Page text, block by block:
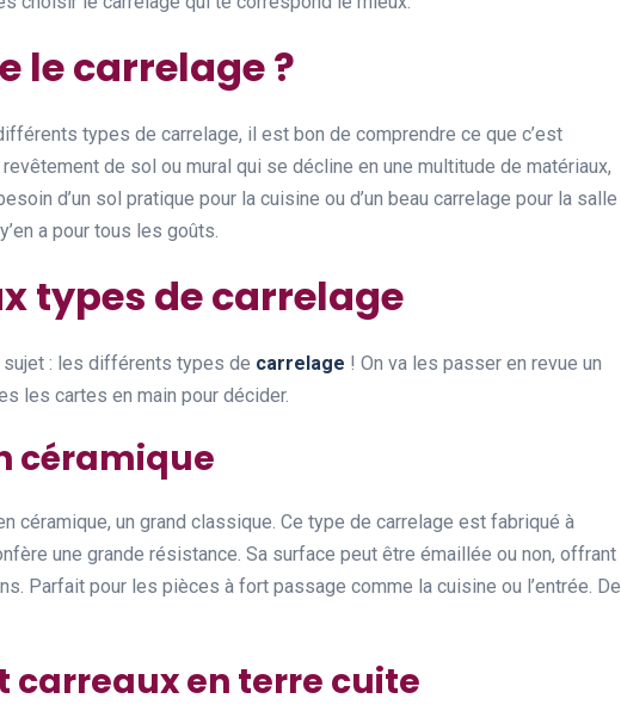
le carrelage ?
types de carrelage, il est bon de comprendre ce que c’est
revêtement de sol ou mural qui se décline en une multitude de matériaux,
d’un sol pratique pour la cuisine ou d’un beau carrelage pour la salle
a pour tous les goûts.
types de carrelage
: les différents types de carrelage ! On va les passer en revue un
les cartes en main pour décider.
céramique
céramique, un grand classique. Ce type de carrelage est fabriqué à
une grande résistance. Sa surface peut être émaillée ou non, offrant
Parfait pour les pièces à fort passage comme la cuisine ou l’entrée. De
carreaux en terre cuite